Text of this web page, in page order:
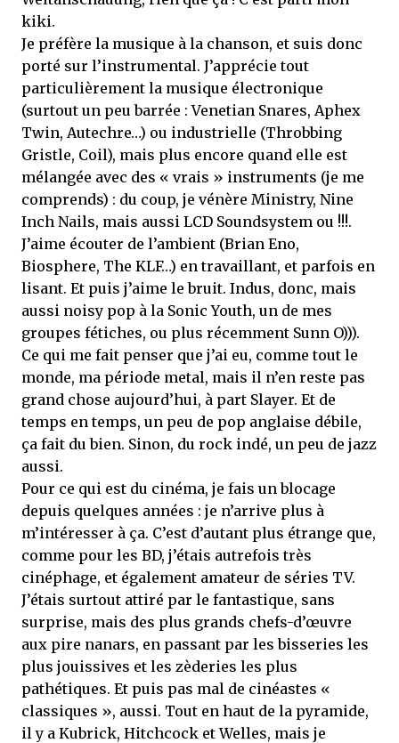
kiki.
Je préfère la musique à la chanson, et suis donc
porté sur l’instrumental. J’apprécie tout
particulièrement la musique électronique
(surtout un peu barrée : Venetian Snares, Aphex
Twin, Autechre…) ou industrielle (Throbbing
Gristle, Coil), mais plus encore quand elle est
mélangée avec des « vrais » instruments (je me
comprends) : du coup, je vénère Ministry, Nine
Inch Nails, mais aussi LCD Soundsystem ou !!!.
J’aime écouter de l’ambient (Brian Eno,
Biosphere, The KLF…) en travaillant, et parfois en
lisant. Et puis j’aime le bruit. Indus, donc, mais
aussi noisy pop à la Sonic Youth, un de mes
groupes fétiches, ou plus récemment Sunn O))).
Ce qui me fait penser que j’ai eu, comme tout le
monde, ma période metal, mais il n’en reste pas
grand chose aujourd’hui, à part Slayer. Et de
temps en temps, un peu de pop anglaise débile,
ça fait du bien. Sinon, du rock indé, un peu de jazz
aussi.
Pour ce qui est du cinéma, je fais un blocage
depuis quelques années : je n’arrive plus à
m’intéresser à ça. C’est d’autant plus étrange que,
comme pour les BD, j’étais autrefois très
cinéphage, et également amateur de séries TV.
J’étais surtout attiré par le fantastique, sans
surprise, mais des plus grands chefs-d’œuvre
aux pire nanars, en passant par les bisseries les
plus jouissives et les zèderies les plus
pathétiques. Et puis pas mal de cinéastes «
classiques », aussi. Tout en haut de la pyramide,
il y a Kubrick, Hitchcock et Welles, mais je